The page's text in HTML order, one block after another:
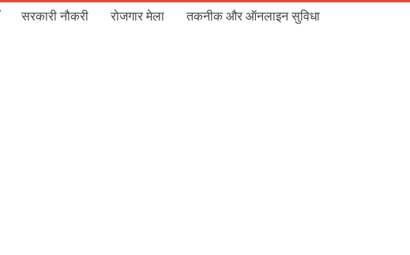
सरकारी नौकरी रोजगार मेला तकनीक और ऑनलाइन सुविधा